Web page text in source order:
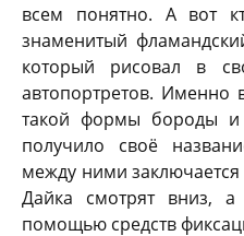
всем понятно. А вот
знаменитый
который рисовал в
автопортретов. Именно
такой формы бороды и
получило своё
между ними
Дайка смотрят вниз,
помощью средств